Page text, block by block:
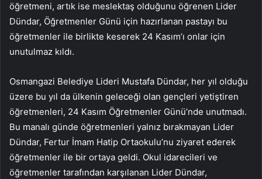
öğretmeni, artık ise meslektaş olduğunu öğrenen Lider
Dündar, Öğretmenler Günü için hazırlanan pastayı bu
öğretmenler ile birlikte keserek 24 Kasım’ı onlar için
unutulmaz kıldı.
Osmangazi Belediye Lideri Mustafa Dündar, her yıl olduğu
üzere bu yıl da ülkenin geleceği olan gençleri yetiştiren
öğretmenleri, 24 Kasım Öğretmenler Günü’nde unutmadı.
Bu manalı günde öğretmenleri yalnız bırakmayan Lider
Dündar, Fertur İmam Hatip Ortaokulu’nu ziyaret ederek
öğretmenler ile bir ortaya geldi. Okul idarecileri ve
öğretmenler tarafından karşılanan Lider Dündar,